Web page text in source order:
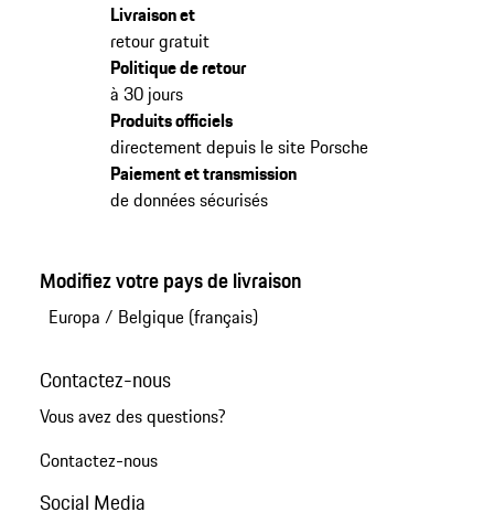
Livraison et
retour gratuit
Politique de retour
à 30 jours
Produits officiels
directement depuis le site Porsche
Paiement et transmission
de données sécurisés
Modifiez votre pays de livraison
Europa / Belgique (français)
Contactez-nous
Vous avez des questions?
Contactez-nous
Social Media